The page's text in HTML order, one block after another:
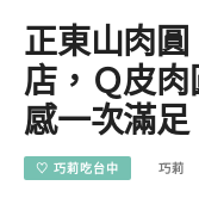
正東山肉
店，Ｑ皮
感一次滿足
♡ 巧莉吃台中 巧莉